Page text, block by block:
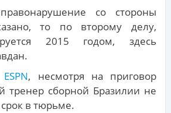
со стороны
то по второму делу,
2015 годом, здесь
ESPN, несмотря на приговор
тренер сборной Бразилии не
в тюрьме.